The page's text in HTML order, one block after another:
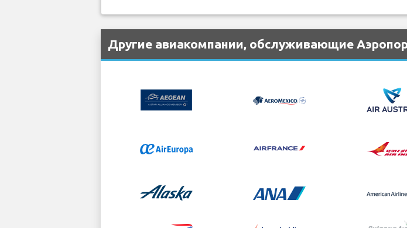
Другие авиакомпании, обслуживающие